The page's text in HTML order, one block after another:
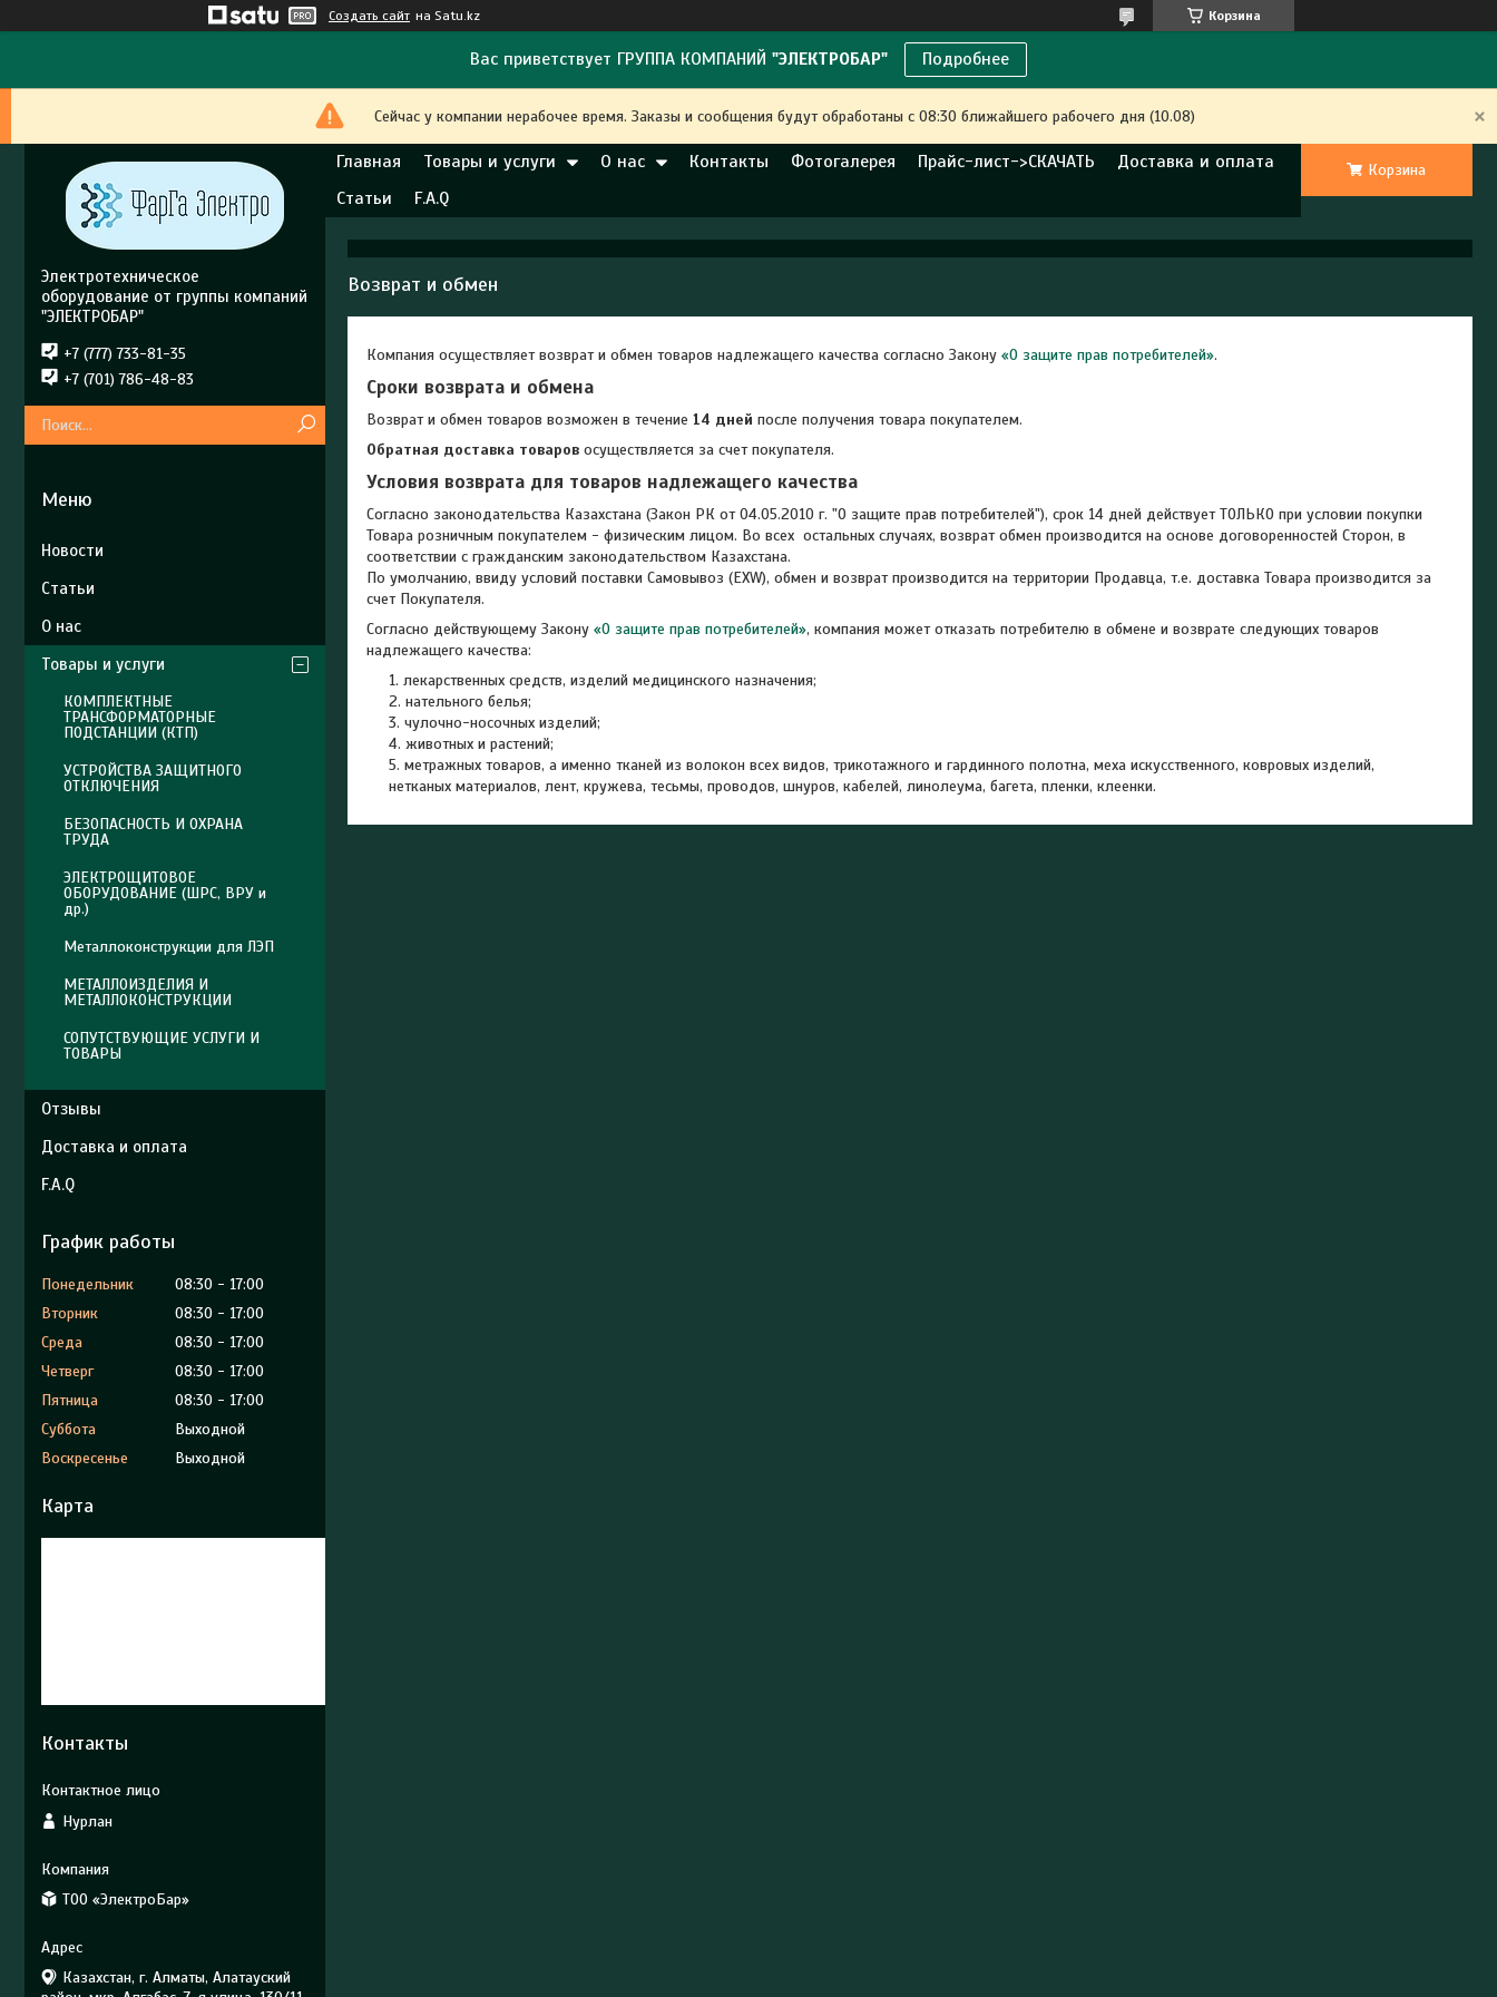
Создать сайт на Satu.kz Корзина
Вас приветствует ГРУППА КОМПАНИЙ "ЭЛЕКТРОБАР" Подробнее
Сейчас у компании нерабочее время. Заказы и сообщения будут обработаны с 08:30 ближайшего рабочего дня (10.08)
Главная Товары и услуги О нас Контакты Фотогалерея Прайс-лист->СКАЧАТЬ
Доставка и оплата
Статьи
F.A.Q
Корзина
Возврат и обмен
Компания осуществляет возврат и обмен товаров надлежащего качества согласно Закону «О защите прав потребителей».
Сроки возврата и обмена
Возврат и обмен товаров возможен в течение 14 дней после получения товара покупателем.
Обратная доставка товаров осуществляется за счет покупателя.
Условия возврата для товаров надлежащего качества
Согласно законодательства Казахстана (Закон РК от 04.05.2010 г. "О защите прав потребителей"), срок 14 дней действует ТОЛЬКО при условии покупки
Товара розничным покупателем - физическим лицом. Во всех  остальных случаях, возврат обмен производится на основе договоренностей Сторон, в
соответствии с гражданским законодательством Казахстана.
По умолчанию, ввиду условий поставки Самовывоз (EXW), обмен и возврат производится на территории Продавца, т.е. доставка Товара производится за
счет Покупателя.
Согласно действующему Закону «О защите прав потребителей», компания может отказать потребителю в обмене и возврате следующих товаров
надлежащего качества:
лекарственных средств, изделий медицинского назначения;
нательного белья;
чулочно-носочных изделий;
животных и растений;
метражных товаров, а именно тканей из волокон всех видов, трикотажного и гардинного полотна, меха искусственного, ковровых изделий,
нетканых материалов, лент, кружева, тесьмы, проводов, шнуров, кабелей, линолеума, багета, пленки, клеенки.
Электротехническое
оборудование от группы компаний
"ЭЛЕКТРОБАР"
+7 (777) 733-81-35
+7 (701) 786-48-83
Новости
Статьи
О нас
Товары и услуги
КОМПЛЕКТНЫЕ
ТРАНСФОРМАТОРНЫЕ
ПОДСТАНЦИИ (КТП)
УСТРОЙСТВА ЗАЩИТНОГО
ОТКЛЮЧЕНИЯ
БЕЗОПАСНОСТЬ И ОХРАНА
ТРУДА
ЭЛЕКТРОЩИТОВОЕ
ОБОРУДОВАНИЕ (ШРС, ВРУ и
др.)
Металлоконструкции для ЛЭП
МЕТАЛЛОИЗДЕЛИЯ И
МЕТАЛЛОКОНСТРУКЦИИ
СОПУТСТВУЮЩИЕ УСЛУГИ И
ТОВАРЫ
Отзывы
Доставка и оплата
F.A.Q
График работы
Понедельник 08:30
17:00
Вторник
08:30
17:00
Среда
08:30
17:00
Четверг
08:30
17:00
Пятница
08:30
17:00
Суббота
Выходной
Воскресенье
Выходной
Карта
Контакты
Нурлан
ТОО «ЭлектроБар»
Казахстан, г. Алматы, Алатауский